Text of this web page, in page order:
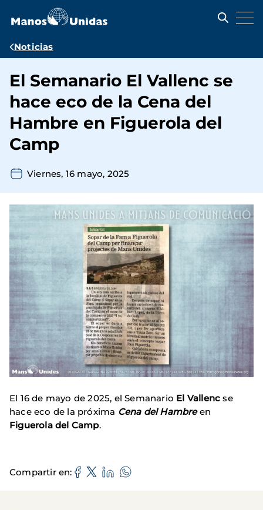
contenido
Ruta
navegación
Noticias
El Semanario El Vallenc se
hace eco de la Cena del
Hambre en Figuerola del
Camp
Viernes, 16 mayo, 2025
El 16 de mayo de 2025, el Semanario El Vallenc se
hace eco de la próxima Cena del Hambreen
Figuerola del Camp.
Compartir en